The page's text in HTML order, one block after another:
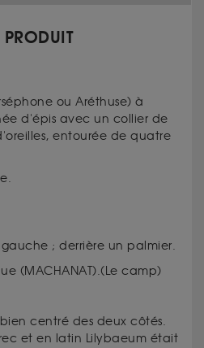
ou Aréthuse) à
d'épis avec un collier de
entourée de quatre
; derrière un palmier.
(MACHANAT).(Le camp)
centré des deux côtés.
et en latin Lilybaeum était